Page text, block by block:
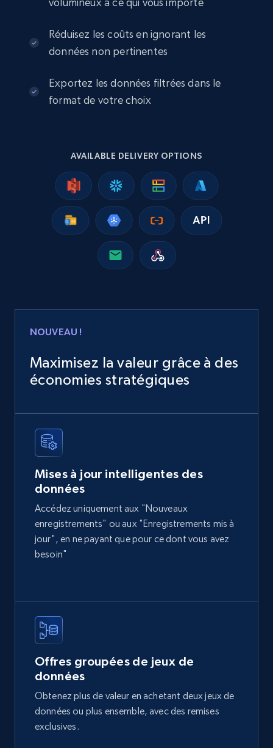
Seller reviews, Breadcrumbs, Root category, and
eCommerce
2.5K+ 359+ Buy Now
Rating, Reviews count, Images, Variations, and
eCommerce
202+
Sku, Product id, Product name, Manufacturer,
and more.
2.1K+
Amazon products global dataset
Title, Seller name, Brand, Description, Initial
price, Currency, Availability, Reviews count, and
more.
2.1K+
Etsy
URL, Product id, Listing inventory id, Title, Rating,
Reviews count shop, Reviews count item, Initial
price, and more.
Réduisez les coûts en ignorant les
données non pertinentes
Exportez les données filtrées dans le
format de votre choix
AVAILABLE DELIVERY OPTIONS
NOUVEAU !
Maximisez la valeur grâce à des
économies stratégiques
Mises à jour intelligentes des
données
Accédez uniquement aux "Nouveaux
enregistrements" ou aux "Enregistrements mis à
jour", en ne payant que pour ce dont vous avez
besoin"
Offres groupées de jeux de
données
Obtenez plus de valeur en achetant deux jeux de
données ou plus ensemble, avec des remises
exclusives.